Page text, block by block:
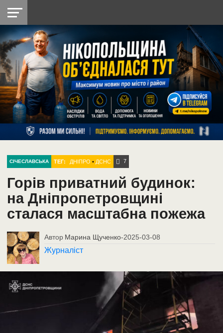
НІКОПОЛЬ
РАЙОН
СІЧЕСЛАВСЬКА
УКРАЇНА
РЕТРО
НІКОПОЛЬ
ЛАЙТ
УКРАЇНА
ДОПОМОГА
РАДІО
СІЧЕСЛАВСЬКА ТЕГ: ДНІПРО • ДСНС 7
Горів приватний будинок:
на Дніпропетровщині
сталася масштабна пожежа
Автор Марина Щученко-2025-03-08
Журналіст